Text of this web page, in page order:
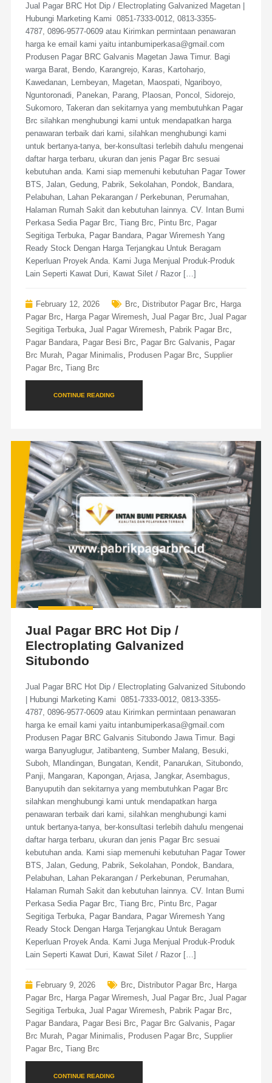
Jual Pagar BRC Hot Dip / Electroplating Galvanized Magetan |
Hubungi Marketing Kami 0851-7333-0012, 0813-3355-
4787, 0896-9577-0609 atau Kirimkan permintaan penawaran
harga ke email kami yaitu intanbumiperkasa@gmail.com
Produsen Pagar BRC Galvanis Magetan Jawa Timur. Bagi
warga Barat, Bendo, Karangrejo, Karas, Kartoharjo,
Kawedanan, Lembeyan, Magetan, Maospati, Ngariboyo,
Nguntoronadi, Panekan, Parang, Plaosan, Poncol, Sidorejo,
Sukomoro, Takeran dan sekitarnya yang membutuhkan Pagar
Brc silahkan menghubungi kami untuk mendapatkan harga
penawaran terbaik dari kami, silahkan menghubungi kami
untuk bertanya-tanya, ber-konsultasi terlebih dahulu mengenai
daftar harga terbaru, ukuran dan jenis Pagar Brc sesuai
kebutuhan anda. Kami siap memenuhi kebutuhan Pagar Tower
BTS, Jalan, Gedung, Pabrik, Sekolahan, Pondok, Bandara,
Pelabuhan, Lahan Pekarangan / Perkebunan, Perumahan,
Halaman Rumah Sakit dan kebutuhan lainnya. CV. Intan Bumi
Perkasa Sedia Pagar Brc, Tiang Brc, Pintu Brc, Pagar
Segitiga Terbuka, Pagar Bandara, Pagar Wiremesh Yang
Ready Stock Dengan Harga Terjangkau Untuk Beragam
Keperluan Proyek Anda. Kami Juga Menjual Produk-Produk
Lain Seperti Kawat Duri, Kawat Silet / Razor […]
February 12, 2026 Brc Distributor Pagar Brc
Harga
Pagar Brc
Harga Pagar Wiremesh, Jual Pagar Brc Jual Pagar
Segitiga Terbuka, Jual Pagar Wiremesh, Pabrik Pagar Brc
Pagar Bandara, Pagar Besi Brc Pagar Brc Galvanis
Pagar
Brc Murah, Pagar Minimalis Produsen Pagar Brc Supplier
Pagar Brc Tiang Brc
CONTINUE READING
Jual Pagar BRC Hot Dip /
Electroplating Galvanized
Situbondo
Jual Pagar BRC Hot Dip / Electroplating Galvanized Situbondo
| Hubungi Marketing Kami 0851-7333-0012, 0813-3355-
4787, 0896-9577-0609 atau Kirimkan permintaan penawaran
harga ke email kami yaitu intanbumiperkasa@gmail.com
Produsen Pagar BRC Galvanis Situbondo Jawa Timur. Bagi
warga Banyuglugur, Jatibanteng, Sumber Malang, Besuki,
Suboh, Mlandingan, Bungatan, Kendit, Panarukan, Situbondo,
Panji, Mangaran, Kapongan, Arjasa, Jangkar, Asembagus,
Banyuputih dan sekitarnya yang membutuhkan Pagar Brc
silahkan menghubungi kami untuk mendapatkan harga
penawaran terbaik dari kami, silahkan menghubungi kami
untuk bertanya-tanya, ber-konsultasi terlebih dahulu mengenai
daftar harga terbaru, ukuran dan jenis Pagar Brc sesuai
kebutuhan anda. Kami siap memenuhi kebutuhan Pagar Tower
BTS, Jalan, Gedung, Pabrik, Sekolahan, Pondok, Bandara,
Pelabuhan, Lahan Pekarangan / Perkebunan, Perumahan,
Halaman Rumah Sakit dan kebutuhan lainnya. CV. Intan Bumi
Perkasa Sedia Pagar Brc, Tiang Brc, Pintu Brc, Pagar
Segitiga Terbuka, Pagar Bandara, Pagar Wiremesh Yang
Ready Stock Dengan Harga Terjangkau Untuk Beragam
Keperluan Proyek Anda. Kami Juga Menjual Produk-Produk
Lain Seperti Kawat Duri, Kawat Silet / Razor […]
February 9, 2026 Brc Distributor Pagar Brc
Harga
Pagar Brc
Harga Pagar Wiremesh, Jual Pagar Brc Jual Pagar
Segitiga Terbuka, Jual Pagar Wiremesh, Pabrik Pagar Brc
Pagar Bandara, Pagar Besi Brc Pagar Brc Galvanis
Pagar
Brc Murah, Pagar Minimalis Produsen Pagar Brc Supplier
Pagar Brc Tiang Brc
CONTINUE READING